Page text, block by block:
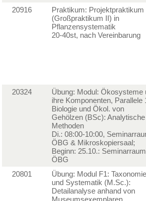
20916
Praktikum: Projektpraktikum
(Großpraktikum II) in
Pflanzensystematik
20-40st, nach Vereinbarung
20324
Übung: Modul: Ökosysteme
ihre Komponenten, Parallele
Biologie und Ökol. von
Gehölzen (BSc): Analytische
Methoden
Di.: 08:00-10:00,
ÖBG & Mikroskopiersaal;
Beginn: 25.10.: Seminarraum
ÖBG
20801
Übung: Modul F1: Taxonomie
und Systematik (M.Sc.):
Detailanalyse anhand von
Museumsexemplaren